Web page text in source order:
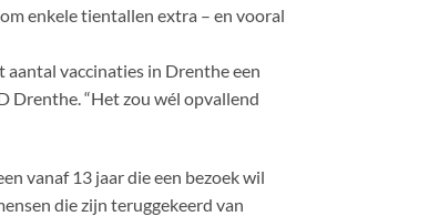
enkele tientallen extra – en vooral
aantal vaccinaties in Drenthe een
Drenthe. “Het zou wél opvallend
vanaf 13 jaar die een bezoek wil
die zijn teruggekeerd van